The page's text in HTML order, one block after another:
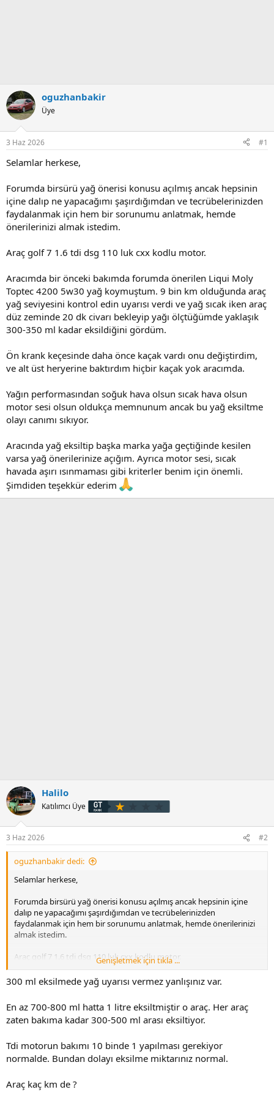
oguzhanbakir
Üye
3 Haz 2026 #1
Selamlar herkese,
Forumda birsürü yağ önerisi konusu açılmış ancak hepsinin
içine dalıp ne yapacağımı şaşırdığımdan ve tecrübelerinizden
faydalanmak için hem bir sorunumu anlatmak, hemde
önerilerinizi almak istedim.
Araç golf 7 1.6 tdi dsg 110 luk cxx kodlu motor.
Aracımda bir önceki bakımda forumda önerilen Liqui Moly
Toptec 4200 5w30 yağ koymuştum. 9 bin km olduğunda araç
yağ seviyesini kontrol edin uyarısı verdi ve yağ sıcak iken araç
düz zeminde 20 dk civarı bekleyip yağı ölçtüğümde yaklaşık
300-350 ml kadar eksildiğini gördüm.
Ön krank keçesinde daha önce kaçak vardı onu değiştirdim,
ve alt üst heryerine baktırdım hiçbir kaçak yok aracımda.
Yağın performasından soğuk hava olsun sıcak hava olsun
motor sesi olsun oldukça memnunum ancak bu yağ eksiltme
olayı canımı sıkıyor.
Aracında yağ eksiltip başka marka yağa geçtiğinde kesilen
varsa yağ önerilerinize açığım. Ayrıca motor sesi, sıcak
havada aşırı ısınmaması gibi kriterler benim için önemli.
Şimdiden teşekkür ederim
Halilo
Katılımcı Üye
3 Haz 2026 #2
oguzhanbakir dedi:
Selamlar herkese,
Forumda birsürü yağ önerisi konusu açılmış ancak hepsinin içine
dalıp ne yapacağımı şaşırdığımdan ve tecrübelerinizden
faydalanmak için hem bir sorunumu anlatmak, hemde önerilerinizi
almak istedim.
Araç golf 7 1.6 tdi dsg 110 luk cxx kodlu motor.
Aracımda bir önceki bakımda forumda önerilen Liqui Moly Toptec
4200 5w30 yağ koymuştum. 9 bin km olduğunda araç yağ seviyesini
civarı bekleyip yağı ölçtüğümde yaklaşık 300-350 ml kadar eksildiğini
gördüm.
Ön krank keçesinde daha önce kaçak vardı onu değiştirdim, ve alt
üst heryerine baktırdım hiçbir kaçak yok aracımda.
sesi olsun oldukça memnunum ancak bu yağ eksiltme olayı canımı
Genişletmek için tıkla ...
300 ml eksilmede yağ uyarısı vermez yanlışınız var.
En az 700-800 ml hatta 1 litre eksiltmiştir o araç. Her araç
zaten bakıma kadar 300-500 ml arası eksiltiyor.
Tdi motorun bakımı 10 binde 1 yapılması gerekiyor
normalde. Bundan dolayı eksilme miktarınız normal.
Araç kaç km de ?